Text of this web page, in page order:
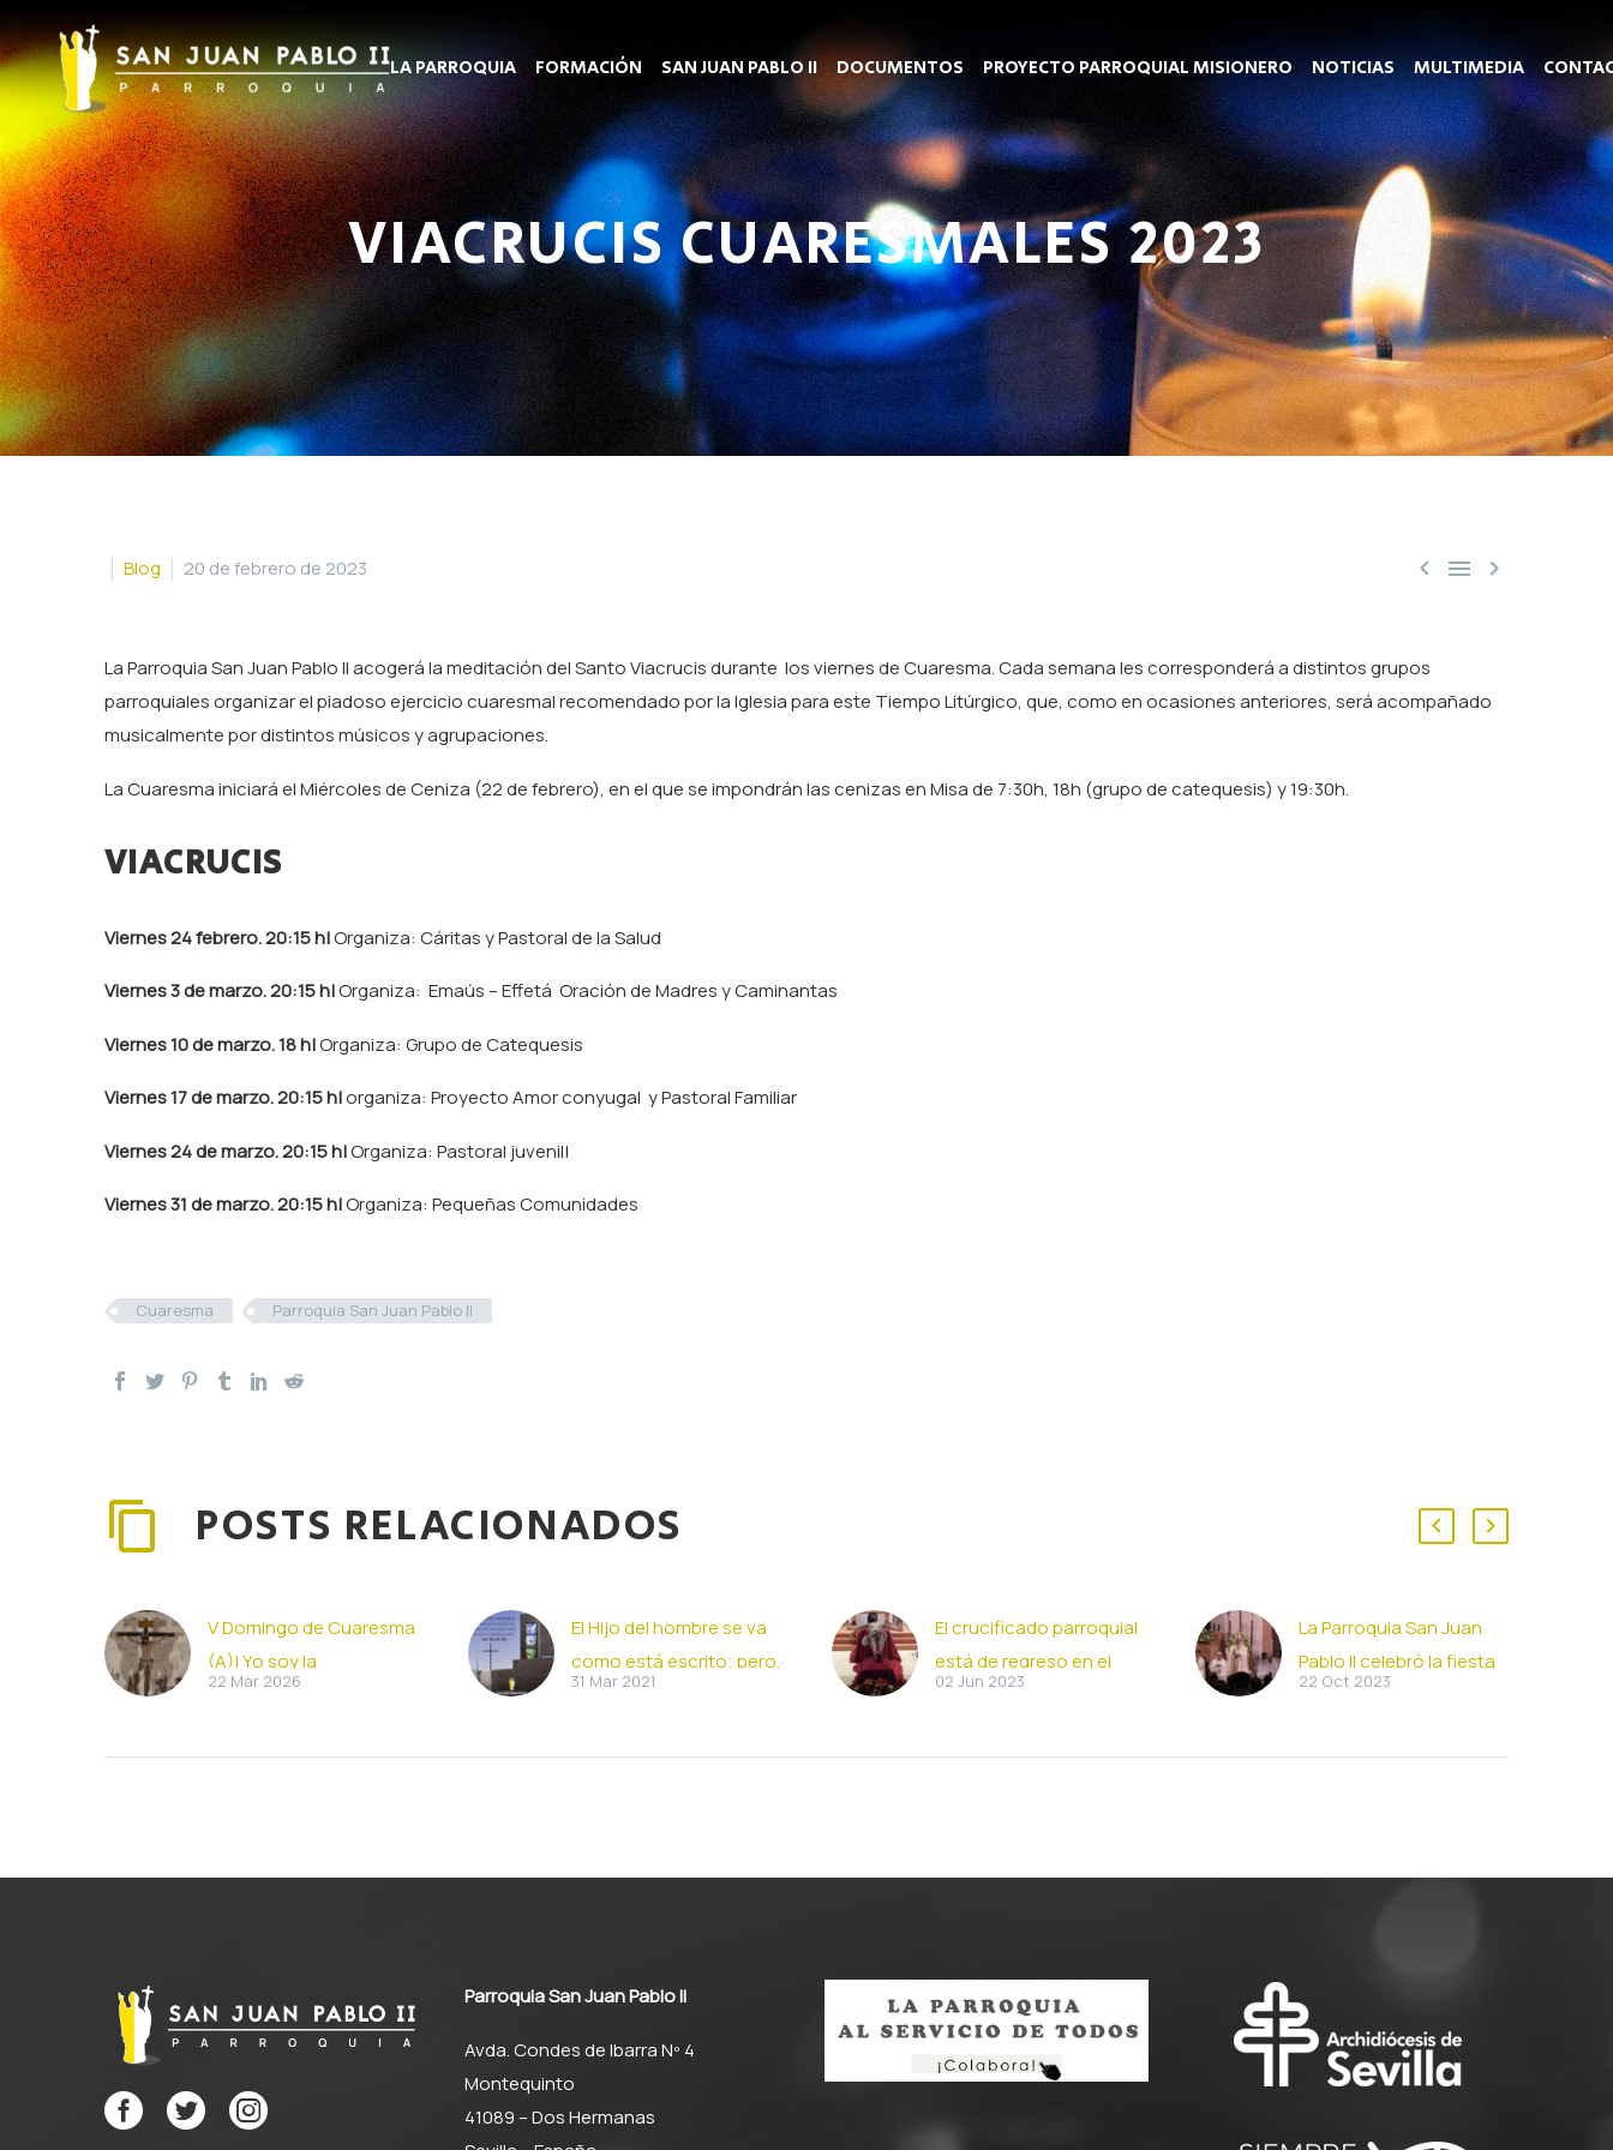
LA PARROQUIA FORMACIÓN SAN JUAN PABLO II DOCUMENTOS PROYECTO PARROQUIAL MISIONERO NOTICIAS MULTIMEDIA
VIACRUCIS CUARESMALES 2023
  
Blog 20 de febrero de 2023
La Parroquia San Juan Pablo II acogerá la meditación del Santo Viacrucis durante los viernes de Cuaresma. Cada semana les corresponderá a distintos grupos
parroquiales organizar el piadoso ejercicio cuaresmal recomendado por la Iglesia para este Tiempo Litúrgico, que, como en ocasiones anteriores, será acompañado
musicalmente por distintos músicos y agrupaciones.
La Cuaresma iniciará el Miércoles de Ceniza (22 de febrero), en el que se impondrán las cenizas en Misa de 7:30h, 18h (grupo de catequesis) y 19:30h.
VIACRUCIS
Viernes 24 febrero.20:15 h|Organiza: Cáritas y Pastoral de la Salud
Viernes 3 de marzo. 20:15 h|Organiza: Emaús – Effetá Oración de Madres y Caminantas
Viernes 10 de marzo.18 h|Organiza: Grupo de Catequesis
Viernes 17 de marzo.20:15 h|organiza: Proyecto Amor conyugal y Pastoral Familiar
Viernes 24 de marzo.20:15 h|Organiza: Pastoral juvenil|
Viernes 31 de marzo.20:15 h|Organiza: Pequeñas Comunidades
Cuaresma Parroquia San Juan Pablo II
POSTS RELACIONADOS
V Domingo de Cuaresma
(A)| Yo soy la
resurrección y la vida
de marzo de 2026 En
22 Mar 2026
El Hijo del hombre se va
como está escrito; pero,
¡ay de aquel por quien es
El Hijo del hombre se va
31 Mar 2021
El crucificado parroquial
está de regreso en el
Templo tras su
El crucificado de la Vera
02 Jun 2023
La Parroquia San Juan
Pablo II celebró la fiesta
de su santo titular
monseñor José Ángel
22 Oct 2023
Parroquia San Juan Pablo II
Avda. Condes de Ibarra Nº 4
Montequinto
41089 – Dos Hermanas